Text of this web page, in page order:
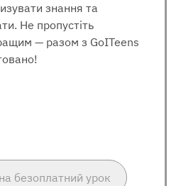
знання та
Не пропустіть
— разом з GoITeens
безоплатний урок